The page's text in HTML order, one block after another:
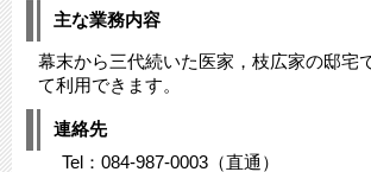
主な業務内容
幕末から三代続いた医家，枝広家の邸宅
て利用できます。
連絡先
Tel：084-987-0003（直通）